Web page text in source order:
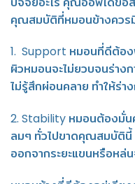
คุณสมบัติที่หมอนข้างควร
1. Support หมอนที่ดีต้อ
ผิวหมอนจะไม่ยวบจนร่าง
ไม่รู้สึกผ่อนคลาย ทำให้ร่า
2. Stability หมอนต้องมั่
ลมๆ ทั่วไปขาดคุณสมบัตินี้
ออกจากระยะแขนหรือหล่น